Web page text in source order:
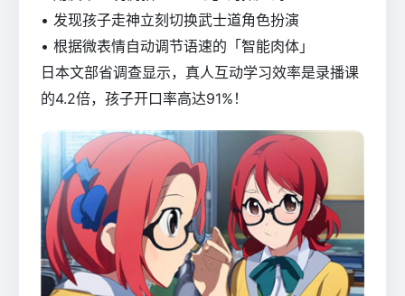
• 发现孩子走神立刻切换武士道角色扮演
• 根据微表情自动调节语速的「智能肉体」
日本文部省调查显示，真人互动学习效率是录播课
的4.2倍，孩子开口率高达91%！